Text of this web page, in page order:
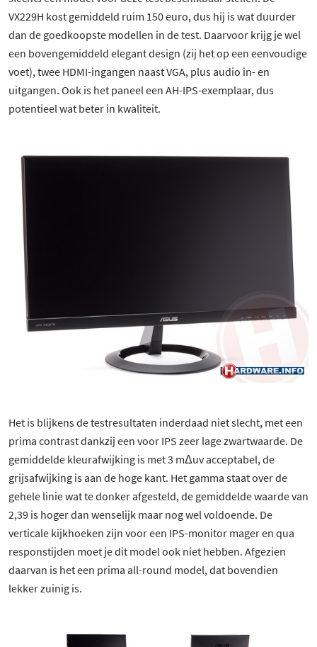
22 besproken producten
VX229H kost gemiddeld ruim 150 euro, dus hij is wat duurder
dan de goedkoopste modellen in de test. Daarvoor krijg je wel
een bovengemiddeld elegant design (zij het op een eenvoudige
voet), twee HDMI-ingangen naast VGA, plus audio in- en
uitgangen. Ook is het paneel een AH-IPS-exemplaar, dus
potentieel wat beter in kwaliteit.
Het is blijkens de testresultaten inderdaad niet slecht, met een
prima contrast dankzij een voor IPS zeer lage zwartwaarde. De
gemiddelde kleurafwijking is met 3 mΔuv acceptabel, de
grijsafwijking is aan de hoge kant. Het gamma staat over de
gehele linie wat te donker afgesteld, de gemiddelde waarde van
2,39 is hoger dan wenselijk maar nog wel voldoende. De
verticale kijkhoeken zijn voor een IPS-monitor mager en qua
responstijden moet je dit model ook niet hebben. Afgezien
daarvan is het een prima all-round model, dat bovendien
lekker zuinig is.